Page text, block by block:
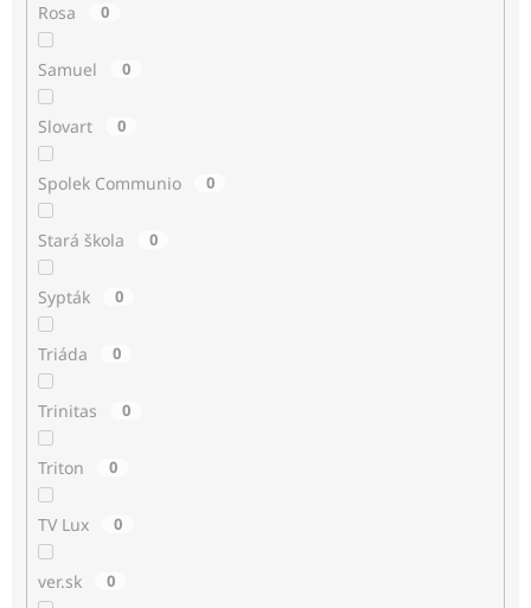
Rosa 0
Samuel 0
Slovart 0
Spolek Communio 0
Stará škola 0
Sypták 0
Triáda 0
Trinitas 0
Triton 0
TV Lux 0
ver.sk 0